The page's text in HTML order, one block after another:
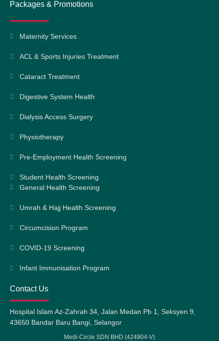
Packages & Promotions
Maternity Services
ACL & Sports Injuries Treatment
Cataract Treatment
Digestive System Health
Dialysis Access Surgery
Physiotherapy
Pre-Employment Health Screening
Student Health Screening
General Health Screening
Umrah & Hajj Health Screening
Circumcision Program
COVID-19 Screening
Infant Immunisation Program
Contact Us
Hospital Islam Az-Zahrah 34, Jalan Medan Pb 1, Seksyen 9,
43650 Bandar Baru Bangi, Selangor
Medi-Circle SDN BHD (424904-V)